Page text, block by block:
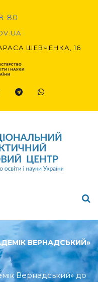
80
ШЕВЧЕНКА, 16
ВЕРНАДСЬКИЙ»
Вернадський» до